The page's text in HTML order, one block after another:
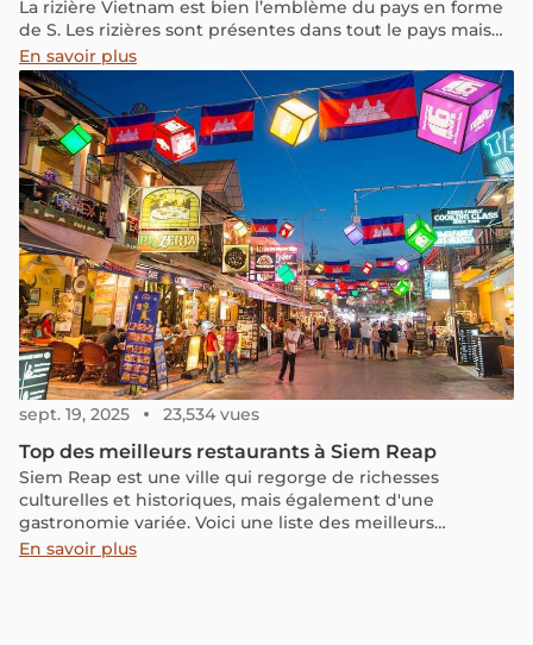
La rizière Vietnam est bien l’emblème du pays en forme
de S. Les rizières sont présentes dans tout le pays mais
c’est au nord du Vietnam qu’elles sont les plus
impressionnantes.
En savoir plus
sept. 19, 2025 23,534 vues
Top des meilleurs restaurants à Siem Reap
Siem Reap est une ville qui regorge de richesses
culturelles et historiques, mais également d'une
gastronomie variée. Voici une liste des meilleurs
restaurants à Siem Reap pour découvrir la cuisine
En savoir plus